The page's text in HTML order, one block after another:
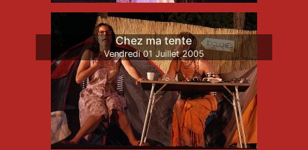
Chez ma tente
Vendredi 01 Juillet 2005